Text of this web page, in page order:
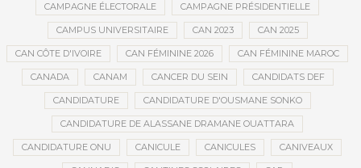
CAMPAGNE ÉLECTORALE CAMPAGNE PRÉSIDENTIELLE
CAMPUS UNIVERSITAIRE CAN 2023 CAN 2025
CAN CÔTE D'IVOIRE CAN FÉMININE 2026 CAN FÉMININE MAROC
CANADA CANAM CANCER DU SEIN CANDIDATS DEF
CANDIDATURE CANDIDATURE D'OUSMANE SONKO
CANDIDATURE DE ALASSANE DRAMANE OUATTARA
CANDIDATURE ONU CANICULE CANICULES CANIVEAUX